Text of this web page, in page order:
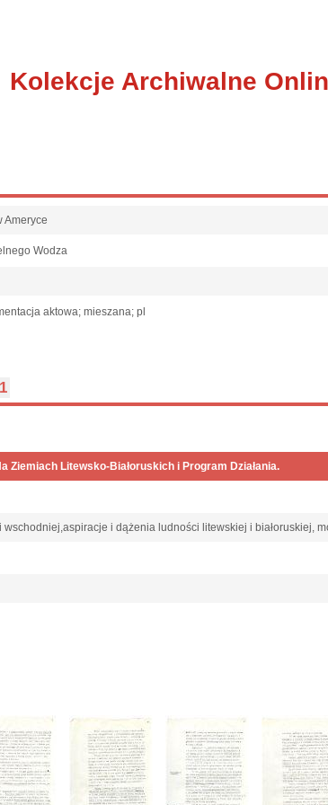
Kolekcje Archiwalne
Ameryce
Wodza
aktowa; mieszana; pl
Ziemiach Litewsko-Białoruskich i Program Działania.
i dążenia ludności litewskiej i białoruskiej,